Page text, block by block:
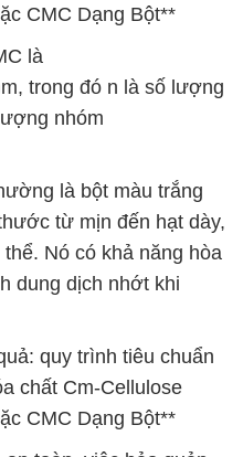
CMC Dạng Bột**
là
trong đó n là số lượng
nhóm
là bột màu trắng
từ mịn đến hạt dày,
Nó có khả năng hòa
dung dịch nhớt khi
quy trình tiêu chuẩn
chất Cm-Cellulose
CMC Dạng Bột**